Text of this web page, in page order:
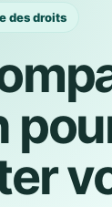
des droits